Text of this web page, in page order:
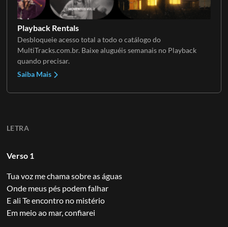
Playback Rentals
Desbloqueie acesso total a todo o catálogo do
MultiTracks.com.br. Baixe aluguéis semanais no Playback
quando precisar.
Saiba Mais
LETRA
Verso 1
Tua voz me chama sobre as águas
Onde meus pés podem falhar
E ali Te encontro no mistério
Em meio ao mar, confiarei